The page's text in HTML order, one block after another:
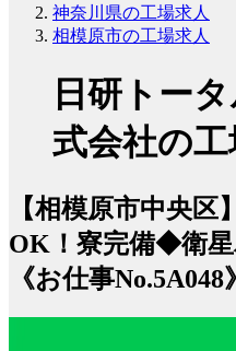
神奈川県の工場求人
相模原市の工場求人
日研トー
式会社の工
【相模原市中央
OK！寮完備◆衛
《お仕事No.5A048》